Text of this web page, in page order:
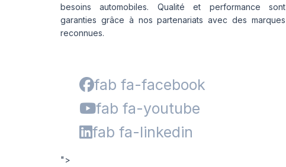
besoins automobiles. Qualité et performance sont
garanties grâce à nos partenariats avec des marques
reconnues.
fab fa-facebook
fab fa-youtube
fab fa-linkedin
">